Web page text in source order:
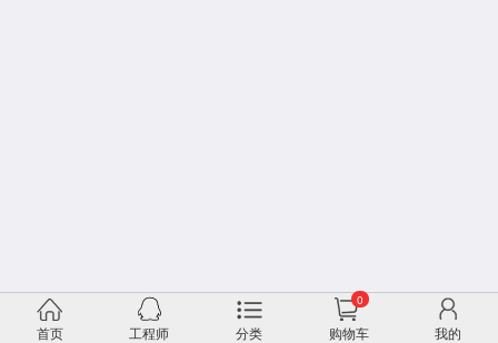
首页 工程师 分类
0
购物车 我的